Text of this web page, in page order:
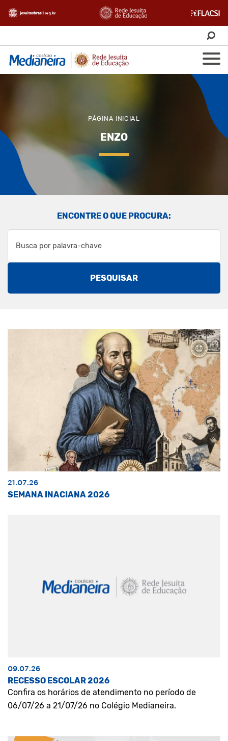
PÁGINA INICIAL
ENZO
ENCONTRE O QUE PROCURA:
PESQUISAR
21.07.26
SEMANA INACIANA 2026
09.07.26
RECESSO ESCOLAR 2026
Confira os horários de atendimento no período de
06/07/26 a 21/07/26 no Colégio Medianeira.